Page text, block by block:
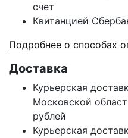
счет
Квитанцией
Подробнее о способах
Доставка
Курьерская
Московской
рублей
Курьерская